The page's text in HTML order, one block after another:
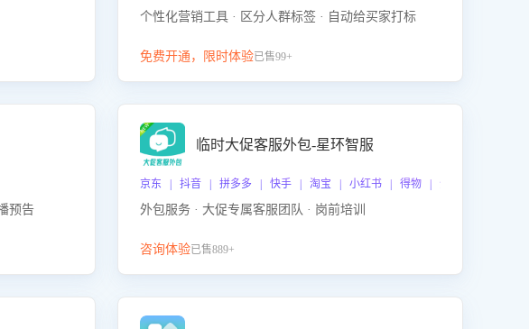
个性化营销工具 · 区分人群标签 · 自动给买家打标
免费开通，限时体验已售99+
预告
临时大促客服外包-星环智服
京东 | 抖音 | 拼多多 | 快手 | 淘宝 | 小红书 | 得物 | 企业微信
外包服务 · 大促专属客服团队 · 岗前培训
咨询体验已售889+